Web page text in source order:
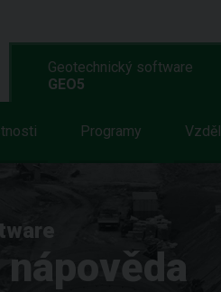
Geotechnický software
GEO5
Programy